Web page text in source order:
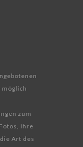
möglich
zum
Ihre
Art des